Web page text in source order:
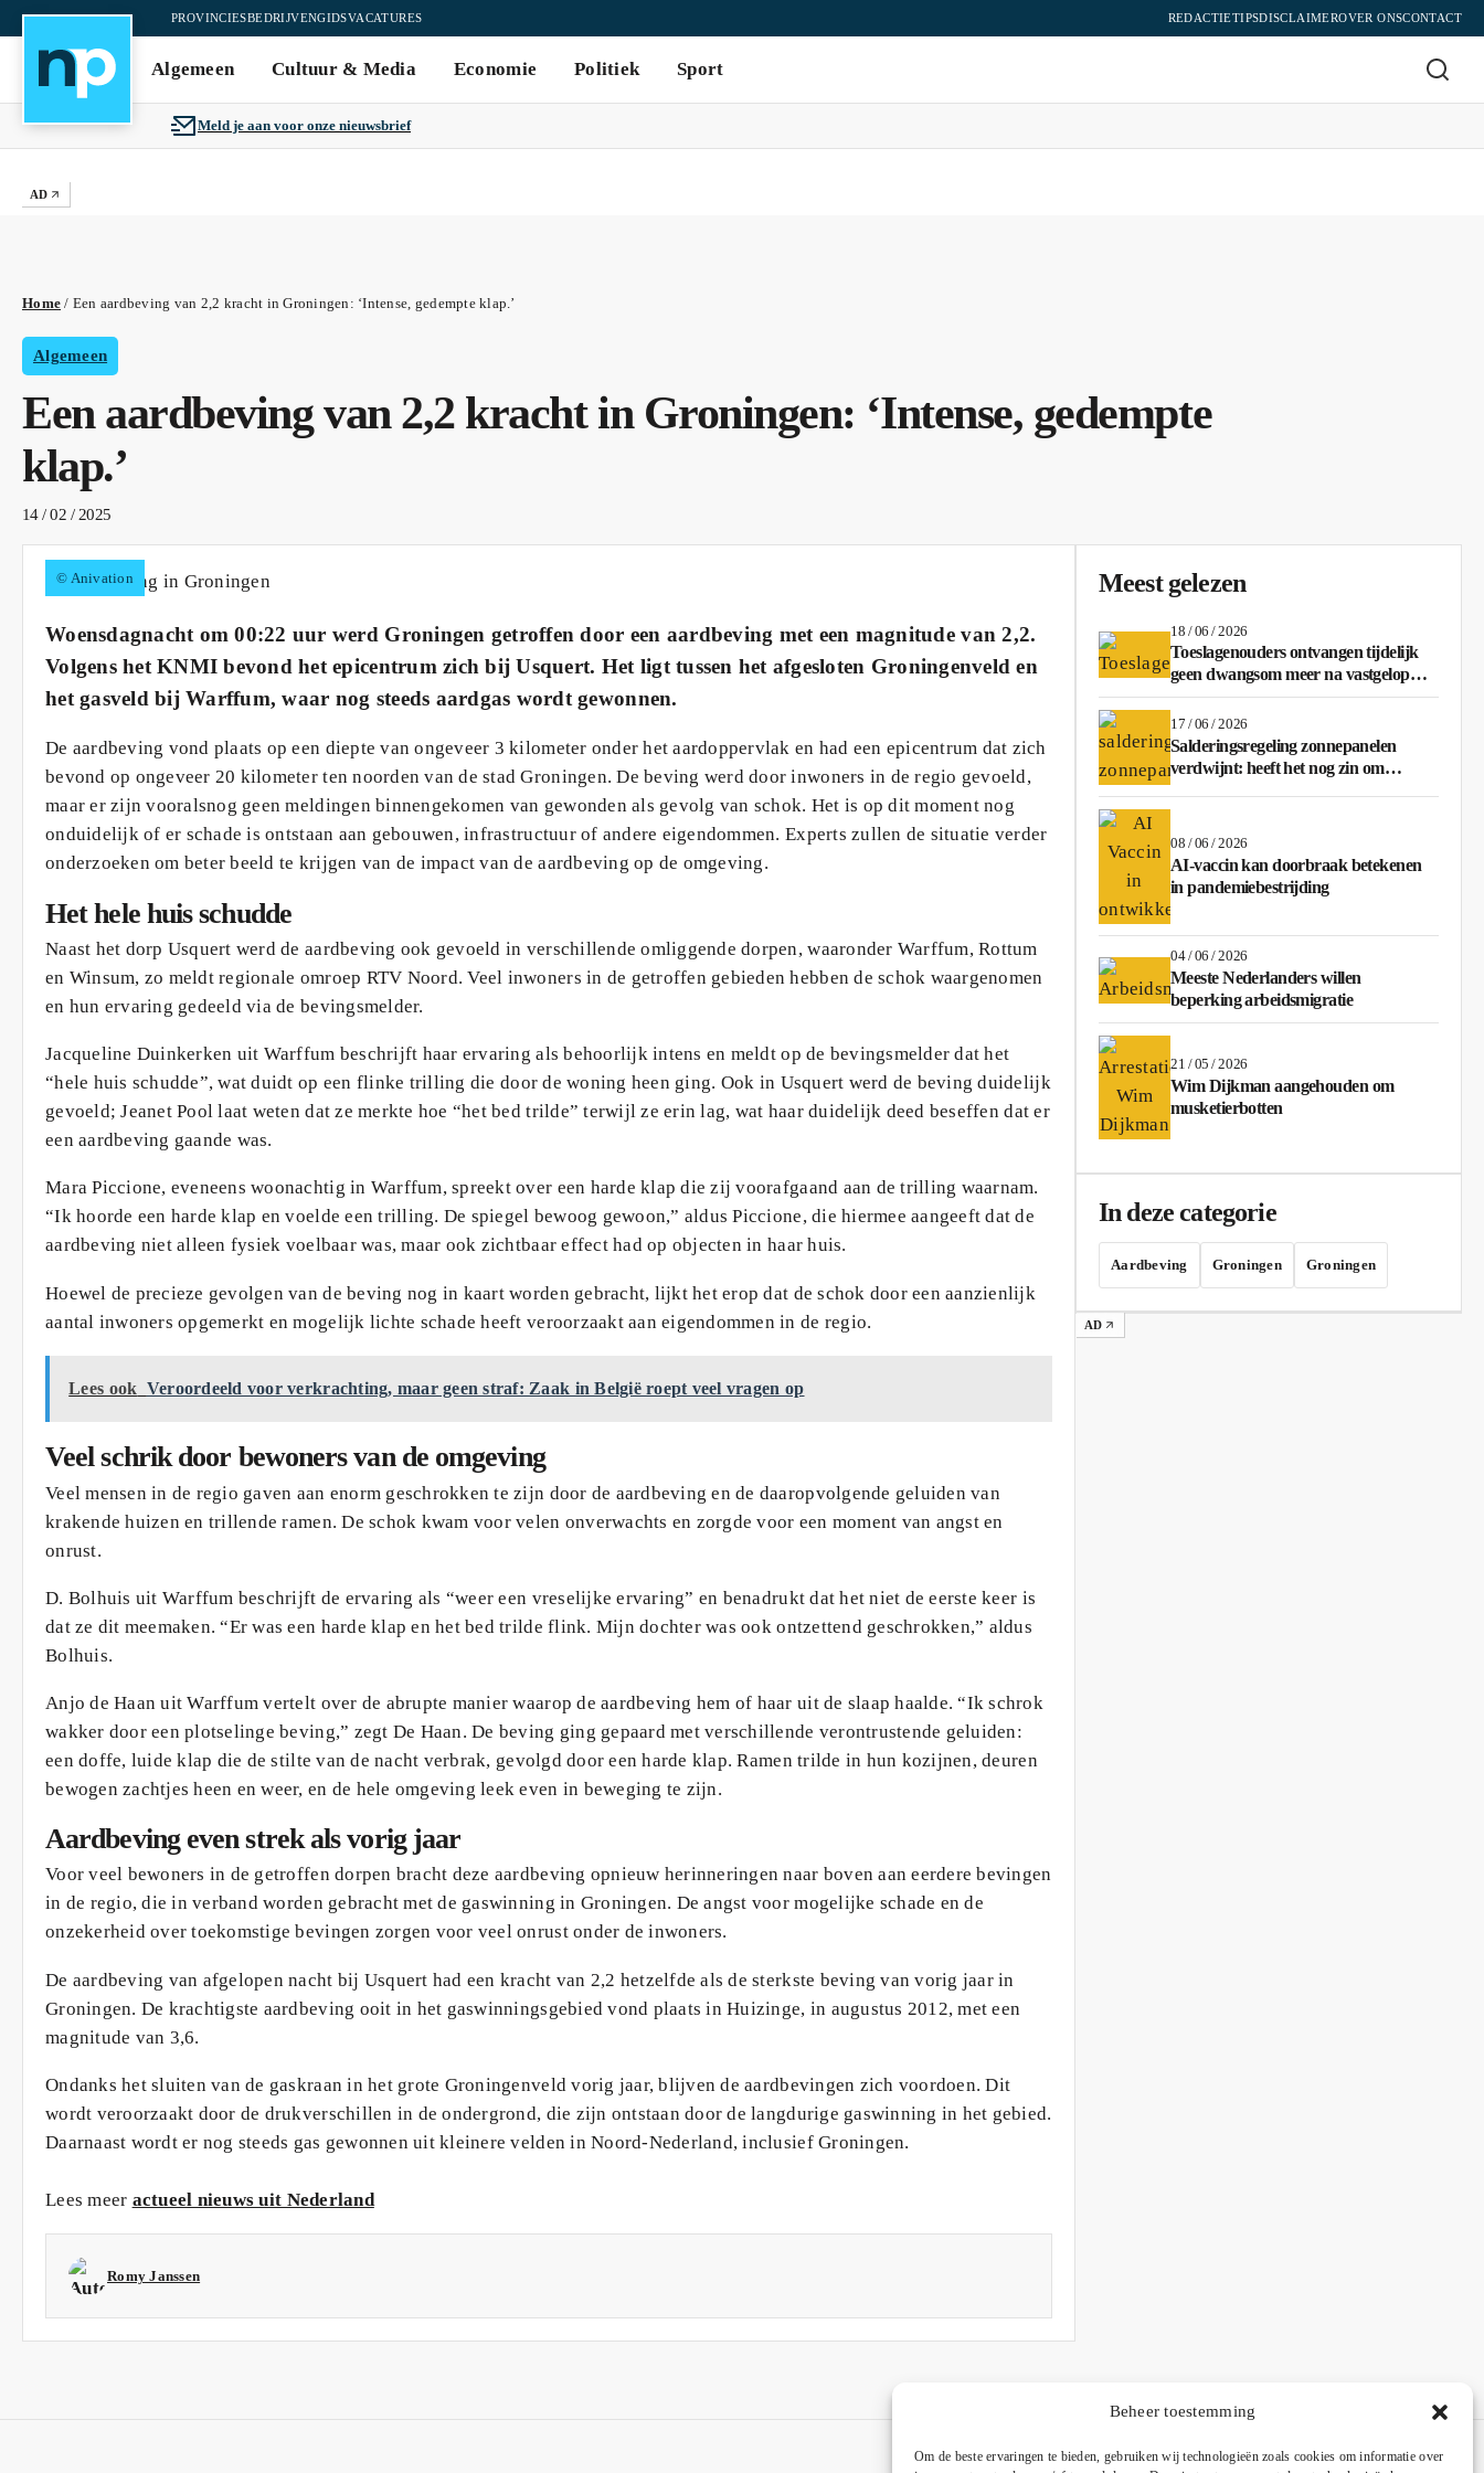
Beheer toestemming
Om de beste ervaringen te bieden, gebruiken wij technologieën zoals cookies om informatie over
PROVINCIESBEDRIJVENGIDSVACATURES REDACTIETIPSDISCLAIMEROVER ONSCONTACT
Algemeen Cultuur & Media Economie Politiek Sport
Meld je aan voor onze nieuwsbrief
AD
Home / Een aardbeving van 2,2 kracht in Groningen: ‘Intense, gedempte klap.’
Algemeen
Een aardbeving van 2,2 kracht in Groningen: ‘Intense, gedempte
klap.’
14 / 02 / 2025
© Anivation
Woensdagnacht om 00:22 uur werd Groningen getroffen door een aardbeving met een magnitude van 2,2.
Volgens het KNMI bevond het epicentrum zich bij Usquert. Het ligt tussen het afgesloten Groningenveld en
het gasveld bij Warffum, waar nog steeds aardgas wordt gewonnen.
De aardbeving vond plaats op een diepte van ongeveer 3 kilometer onder het aardoppervlak en had een epicentrum dat zich
bevond op ongeveer 20 kilometer ten noorden van de stad Groningen. De beving werd door inwoners in de regio gevoeld,
maar er zijn vooralsnog geen meldingen binnengekomen van gewonden als gevolg van schok. Het is op dit moment nog
onduidelijk of er schade is ontstaan aan gebouwen, infrastructuur of andere eigendommen. Experts zullen de situatie verder
onderzoeken om beter beeld te krijgen van de impact van de aardbeving op de omgeving.
Het hele huis schudde
Naast het dorp Usquert werd de aardbeving ook gevoeld in verschillende omliggende dorpen, waaronder Warffum, Rottum
en Winsum, zo meldt regionale omroep RTV Noord. Veel inwoners in de getroffen gebieden hebben de schok waargenomen
en hun ervaring gedeeld via de bevingsmelder.
Jacqueline Duinkerken uit Warffum beschrijft haar ervaring als behoorlijk intens en meldt op de bevingsmelder dat het
“hele huis schudde”, wat duidt op een flinke trilling die door de woning heen ging. Ook in Usquert werd de beving duidelijk
gevoeld; Jeanet Pool laat weten dat ze merkte hoe “het bed trilde” terwijl ze erin lag, wat haar duidelijk deed beseffen dat er
een aardbeving gaande was.
Mara Piccione, eveneens woonachtig in Warffum, spreekt over een harde klap die zij voorafgaand aan de trilling waarnam.
“Ik hoorde een harde klap en voelde een trilling. De spiegel bewoog gewoon,” aldus Piccione, die hiermee aangeeft dat de
aardbeving niet alleen fysiek voelbaar was, maar ook zichtbaar effect had op objecten in haar huis.
Hoewel de precieze gevolgen van de beving nog in kaart worden gebracht, lijkt het erop dat de schok door een aanzienlijk
aantal inwoners opgemerkt en mogelijk lichte schade heeft veroorzaakt aan eigendommen in de regio.
Lees ook Veroordeeld voor verkrachting, maar geen straf: Zaak in België roept veel vragen op
Veel schrik door bewoners van de omgeving
Veel mensen in de regio gaven aan enorm geschrokken te zijn door de aardbeving en de daaropvolgende geluiden van
krakende huizen en trillende ramen. De schok kwam voor velen onverwachts en zorgde voor een moment van angst en
onrust.
D. Bolhuis uit Warffum beschrijft de ervaring als “weer een vreselijke ervaring” en benadrukt dat het niet de eerste keer is
dat ze dit meemaken. “Er was een harde klap en het bed trilde flink. Mijn dochter was ook ontzettend geschrokken,” aldus
Bolhuis.
Anjo de Haan uit Warffum vertelt over de abrupte manier waarop de aardbeving hem of haar uit de slaap haalde. “Ik schrok
wakker door een plotselinge beving,” zegt De Haan. De beving ging gepaard met verschillende verontrustende geluiden:
een doffe, luide klap die de stilte van de nacht verbrak, gevolgd door een harde klap. Ramen trilde in hun kozijnen, deuren
bewogen zachtjes heen en weer, en de hele omgeving leek even in beweging te zijn.
Aardbeving even strek als vorig jaar
Voor veel bewoners in de getroffen dorpen bracht deze aardbeving opnieuw herinneringen naar boven aan eerdere bevingen
in de regio, die in verband worden gebracht met de gaswinning in Groningen. De angst voor mogelijke schade en de
onzekerheid over toekomstige bevingen zorgen voor veel onrust onder de inwoners.
De aardbeving van afgelopen nacht bij Usquert had een kracht van 2,2 hetzelfde als de sterkste beving van vorig jaar in
Groningen. De krachtigste aardbeving ooit in het gaswinningsgebied vond plaats in Huizinge, in augustus 2012, met een
magnitude van 3,6.
Ondanks het sluiten van de gaskraan in het grote Groningenveld vorig jaar, blijven de aardbevingen zich voordoen. Dit
wordt veroorzaakt door de drukverschillen in de ondergrond, die zijn ontstaan door de langdurige gaswinning in het gebied.
Daarnaast wordt er nog steeds gas gewonnen uit kleinere velden in Noord-Nederland, inclusief Groningen.
Lees meer actueel nieuws uit Nederland
Romy Janssen
Meest gelezen
18 / 06 / 2026
Toeslagenouders ontvangen tijdelijk
geen dwangsom meer na vastgelopen
regeling
17 / 06 / 2026
Salderingsregeling zonnepanelen
verdwijnt: heeft het nog zin om
08 / 06 / 2026
AI-vaccin kan doorbraak betekenen
in pandemiebestrijding
04 / 06 / 2026
Meeste Nederlanders willen
beperking arbeidsmigratie
21 / 05 / 2026
Wim Dijkman aangehouden om
musketierbotten
In deze categorie
Aardbeving Groningen Groningen
AD